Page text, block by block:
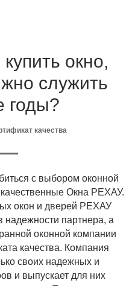
окно,
служить
годы?
качества
с выбором оконной
Окна РЕХАУ.
окон и дверей РЕХАУ
надежности партнера, а
оконной компании
качества. Компания
своих надежных и
и выпускает для них